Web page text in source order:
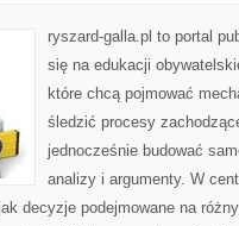
ryszard-galla.pl to portal
się na edukacji
które chcą pojmować
śledzić procesy
jednocześnie budować
analizy i argumenty. W
decyzje podejmowane na